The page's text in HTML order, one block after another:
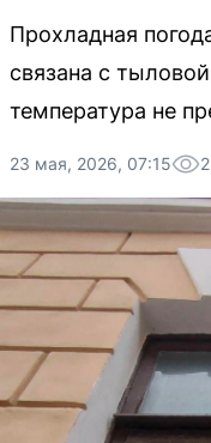
Прохладная
связана с
температура не
23 мая, 2026, 07:15 2